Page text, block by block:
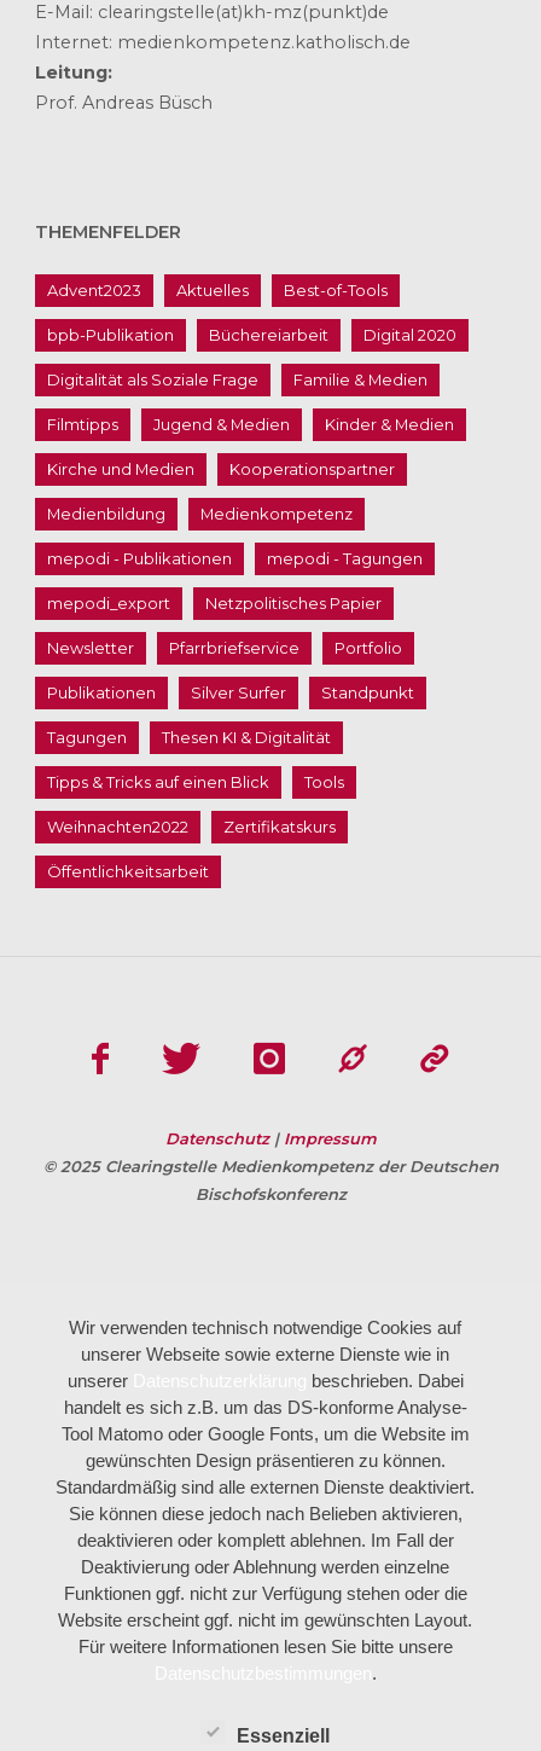
E-Mail: clearingstelle(at)kh-mz(punkt)de
Internet: medienkompetenz.katholisch.de
Leitung:
Prof. Andreas Büsch
THEMENFELDER
Advent2023 Aktuelles Best-of-Tools
bpb-Publikation Büchereiarbeit Digital 2020
Digitalität als Soziale Frage Familie & Medien
Filmtipps Jugend & Medien Kinder & Medien
Kirche und Medien Kooperationspartner
Medienbildung Medienkompetenz
mepodi - Publikationen mepodi - Tagungen
mepodi_export Netzpolitisches Papier
Newsletter Pfarrbriefservice Portfolio
Publikationen Silver Surfer Standpunkt
Tagungen Thesen KI & Digitalität
Tipps & Tricks auf einen Blick Tools
Weihnachten2022 Zertifikatskurs
Öffentlichkeitsarbeit
Datenschutz | Impressum
© 2025 Clearingstelle Medienkompetenz der Deutschen
Bischofskonferenz
Wir verwenden technisch notwendige Cookies auf
unserer Webseite sowie externe Dienste wie in
unserer
beschrieben. Dabei
handelt es sich z.B. um das DS-konforme Analyse-
Tool Matomo oder Google Fonts, um die Website im
gewünschten Design präsentieren zu können.
Standardmäßig sind alle externen Dienste deaktiviert.
Sie können diese jedoch nach Belieben aktivieren,
deaktivieren oder komplett ablehnen. Im Fall der
Deaktivierung oder Ablehnung werden einzelne
Funktionen ggf. nicht zur Verfügung stehen oder die
Website erscheint ggf. nicht im gewünschten Layout.
Für weitere Informationen lesen Sie bitte unsere
.
Essenziell